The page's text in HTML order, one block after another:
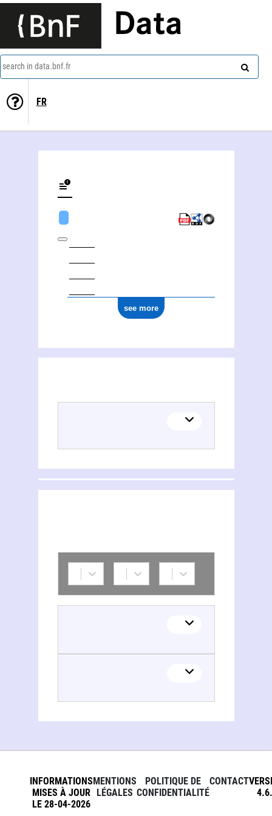
Data
search in data.bnf.fr
FR
see more
INFORMATIONS
MISES À JOUR
LE 28-04-2026
MENTIONS
LÉGALES
POLITIQUE DE
CONFIDENTIALITÉ
CONTACT